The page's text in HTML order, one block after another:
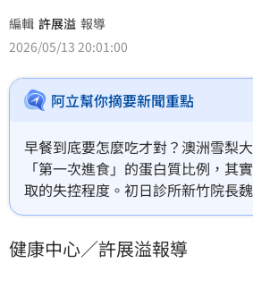
編輯 許展溢 報導
2026/05/13 20:01:00
阿立幫你摘要新聞重點
早餐到底要怎麼吃才對？澳洲雪梨
「第一次進食」的蛋白質比例，其
取的失控程度。初日診所新竹院長
指出，在一天開始時就讓蛋白質攝
一餐蛋白質比例偏低，接下來恐怕會
健康中心／許展溢報導